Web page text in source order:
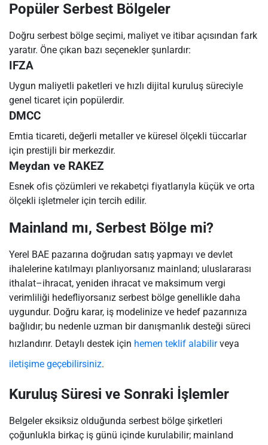
Popüler Serbest Bölgeler
Doğru serbest bölge seçimi, maliyet ve itibar açısından fark
yaratır. Öne çıkan bazı seçenekler şunlardır:
IFZA
Uygun maliyetli paketleri ve hızlı dijital kuruluş süreciyle
genel ticaret için popülerdir.
DMCC
Emtia ticareti, değerli metaller ve küresel ölçekli tüccarlar
için prestijli bir merkezdir.
Meydan ve RAKEZ
Esnek ofis çözümleri ve rekabetçi fiyatlarıyla küçük ve orta
ölçekli işletmeler için tercih edilir.
Mainland mı, Serbest Bölge mi?
Yerel BAE pazarına doğrudan satış yapmayı ve devlet
ihalelerine katılmayı planlıyorsanız mainland; uluslararası
ithalat–ihracat, yeniden ihracat ve maksimum vergi
verimliliği hedefliyorsanız serbest bölge genellikle daha
uygundur. Doğru karar, iş modelinize ve hedef pazarınıza
bağlıdır; bu nedenle uzman bir danışmanlık desteği süreci
hızlandırır. Detaylı destek için hemen teklif alabilirveya
iletişime geçebilirsiniz.
Kuruluş Süresi ve Sonraki İşlemler
Belgeler eksiksiz olduğunda serbest bölge şirketleri
çoğunlukla birkaç iş günü içinde kurulabilir; mainland